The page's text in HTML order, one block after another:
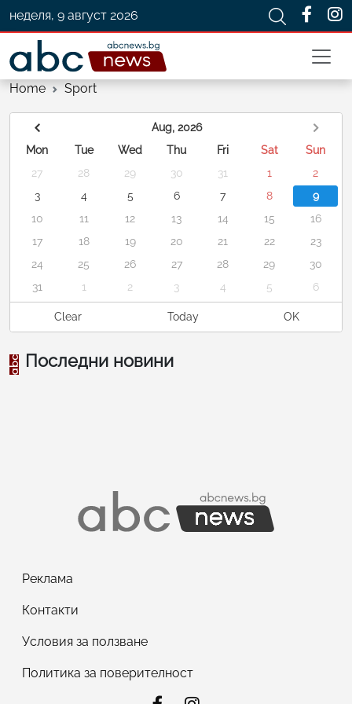
неделя, 9 август 2026
Home Sport
Aug, 2026
Mon
Tue Wed Thu Fri Sat
Sun
27
28 29 30 31 1
2
3
4 5 6 7 8
9
10
11 12 13 14 15
16
17
18 19 20 21 22
23
24
25 26 27 28 29
30
31
1 2 3 4 5 6
Clear Today OK
Последни новини
Реклама
Контакти
Условия за ползване
Политика за поверителност